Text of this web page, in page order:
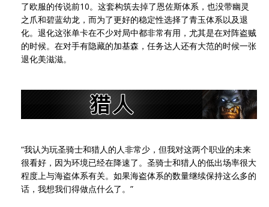
了欧服的传说前10。这套构筑去掉了恩佐斯体系，也没带幽灵
之爪和碧蓝幼龙，而为了更好的稳定性选择了青玉体系以及退
化。退化这张单卡在不少对局中都非常有用，尤其是在对阵盗贼
的时候。在对手有隐藏的加基森，任务达人还有大范的时候一张
退化美滋滋。
“我认为玩圣骑士和猎人的人非常少，但我对这两个职业的未来
很看好，因为环境已经在降速了。圣骑士和猎人的低出场率很大
程度上与海盗体系有关。如果海盗体系的数量继续保持这么多的
话，我想我们得做点什么了。”